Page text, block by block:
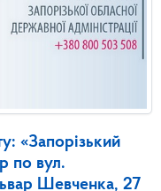
«Запорізький
по вул.
Шевченка, 27